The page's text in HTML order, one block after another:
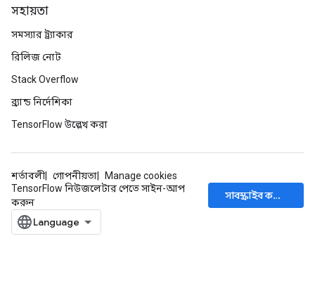
সহায়তা
সমস্যার ট্র্যাকার
রিলিজ নোট
Stack Overflow
ব্র্যান্ড নির্দেশিকা
TensorFlow উল্লেখ করা
শর্তাবলী গোপনীয়তা
Manage cookies
TensorFlow নিউজলেটার পেতে সাইন-আপ
করুন
সাবস্ক্রাইব করুন